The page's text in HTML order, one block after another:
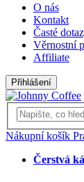
O nás
Kontakt
Časté
Věrnostní
Affiliate
Přihlášení
Nákupní košík
Čerstvá